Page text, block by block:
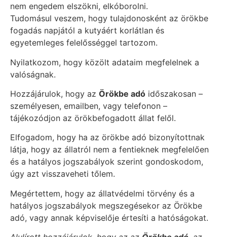
nem engedem elszökni, elkóborolni.
Tudomásul veszem, hogy tulajdonosként az örökbe
fogadás napjától a kutyáért korlátlan és
egyetemleges felelősséggel tartozom.
Nyilatkozom, hogy közölt adataim megfelelnek a
valóságnak.
Hozzájárulok, hogy az Örökbe adó időszakosan –
személyesen, emailben, vagy telefonon –
tájékozódjon az örökbefogadott állat felől.
Elfogadom, hogy ha az örökbe adó bizonyítottnak
látja, hogy az állatról nem a fentieknek megfelelően
és a hatályos jogszabályok szerint gondoskodom,
úgy azt visszaveheti tőlem.
Megértettem, hogy az állatvédelmi törvény és a
hatályos jogszabályok megszegésekor az Örökbe
adó, vagy annak képviselője értesíti a hatóságokat.